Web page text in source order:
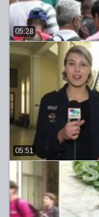
05:28
05:51